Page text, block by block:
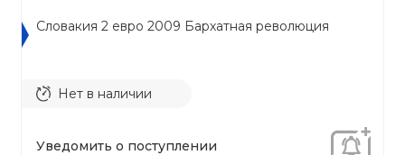
Словакия 2 евро 2009 Бархатная революция
Нет в наличии
Уведомить о поступлении